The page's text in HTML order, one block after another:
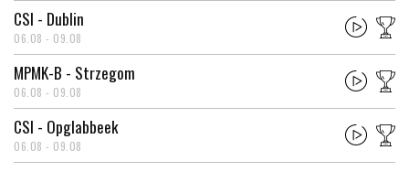
CSI - Dublin
06.08 - 09.08
MPMK-B - Strzegom
06.08 - 09.08
CSI - Opglabbeek
06.08 - 09.08